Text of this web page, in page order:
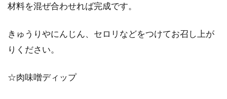
材料を混ぜ合わせれば完成です。
きゅうりやにんじん、セロリなどをつけてお召し上が
りください。
☆肉味噌ディップ